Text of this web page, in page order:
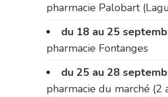
pharmacie Palobart
du 18 au 25
pharmacie Fontanges
du 25 au 28
pharmacie du marché (2